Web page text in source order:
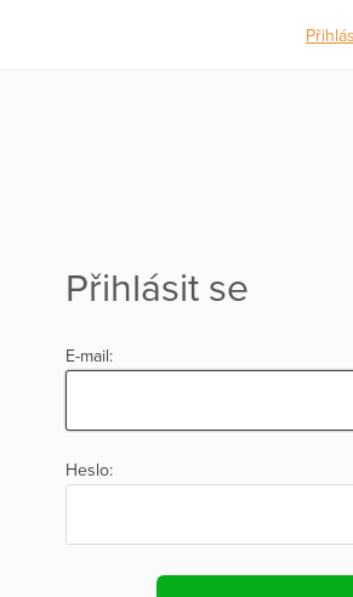
Přihlásit se
E-mail:
Heslo: